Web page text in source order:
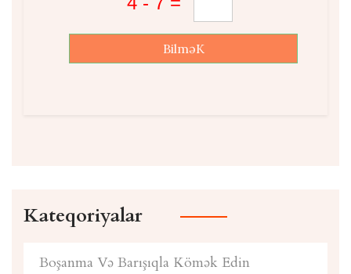
BilməK
Kateqoriyalar
Boşanma Və Barışıqla Kömək Edin